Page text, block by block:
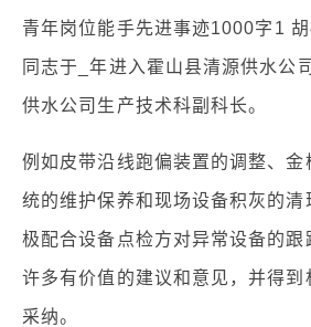
青年岗位能手先进事迹1000字1
同志于_年进入霍山县清源供水公
供水公司生产技术科副科长。
例如皮带沿线跑偏装置的调整、金
统的维护保养和现场设备积灰的清
极配合设备点检方对异常设备的跟
许多有价值的建议和意见，并得到
采纳。